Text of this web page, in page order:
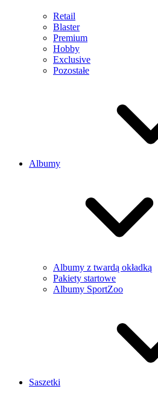
Retail
Blaster
Premium
Hobby
Exclusive
Pozostałe
Albumy
Albumy z twardą okładką
Pakiety startowe
Albumy SportZoo
Saszetki